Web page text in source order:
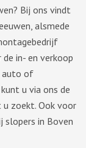
Bij ons vindt
alsmede
in- en verkoop
auto of
u via ons de
zoekt. Ook voor
slopers in Boven